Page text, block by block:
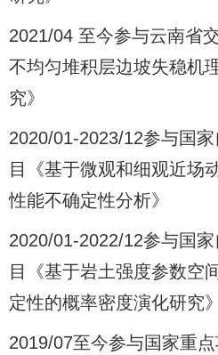
2021/04 至今参与云南省
不均匀堆积层边坡失稳机
究》
2020/01-2023/12参与国
目《基于微观和细观近场
性能不确定性分析》
2020/01-2022/12参与国
目《基于岩土强度参数空
定性的概率密度演化研究》
2019/07至今参与国家重